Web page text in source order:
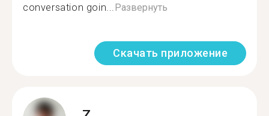
conversation goin...Развернуть
Скачать приложение